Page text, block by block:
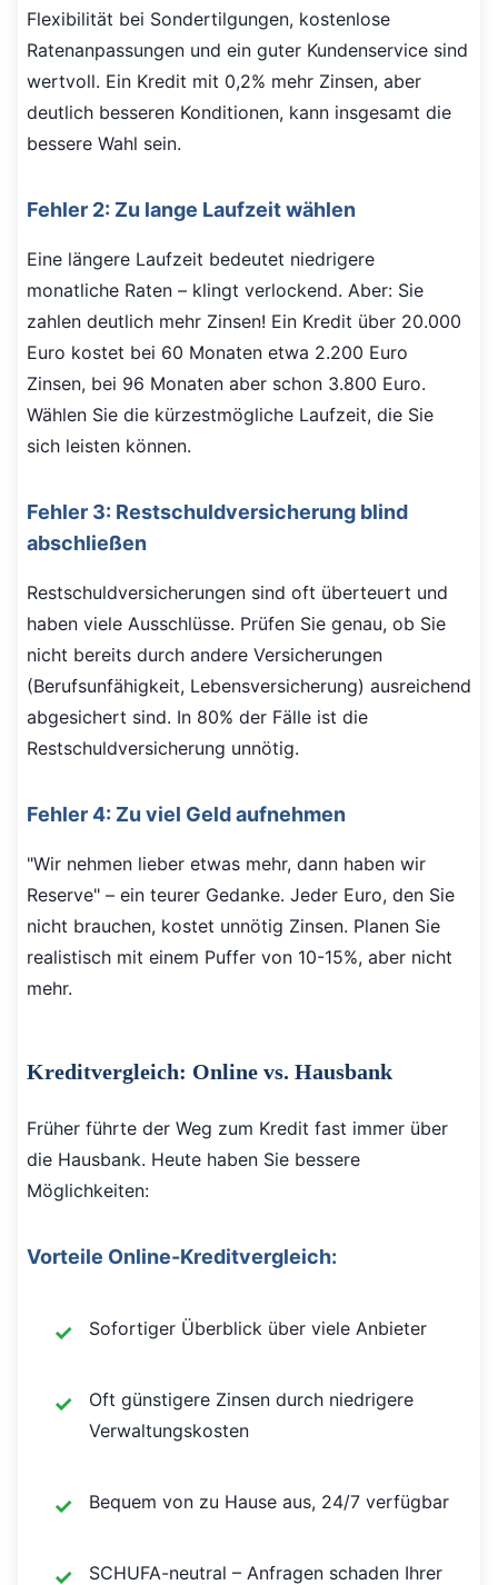
Flexibilität bei Sondertilgungen, kostenlose
Ratenanpassungen und ein guter Kundenservice sind
wertvoll. Ein Kredit mit 0,2% mehr Zinsen, aber
deutlich besseren Konditionen, kann insgesamt die
bessere Wahl sein.
Fehler 2: Zu lange Laufzeit wählen
Eine längere Laufzeit bedeutet niedrigere
monatliche Raten – klingt verlockend. Aber: Sie
zahlen deutlich mehr Zinsen! Ein Kredit über 20.000
Euro kostet bei 60 Monaten etwa 2.200 Euro
Zinsen, bei 96 Monaten aber schon 3.800 Euro.
Wählen Sie die kürzestmögliche Laufzeit, die Sie
sich leisten können.
Fehler 3: Restschuldversicherung blind
abschließen
Restschuldversicherungen sind oft überteuert und
haben viele Ausschlüsse. Prüfen Sie genau, ob Sie
nicht bereits durch andere Versicherungen
(Berufsunfähigkeit, Lebensversicherung) ausreichend
abgesichert sind. In 80% der Fälle ist die
Restschuldversicherung unnötig.
Fehler 4: Zu viel Geld aufnehmen
"Wir nehmen lieber etwas mehr, dann haben wir
Reserve" – ein teurer Gedanke. Jeder Euro, den Sie
nicht brauchen, kostet unnötig Zinsen. Planen Sie
realistisch mit einem Puffer von 10-15%, aber nicht
mehr.
Kreditvergleich: Online vs. Hausbank
Früher führte der Weg zum Kredit fast immer über
die Hausbank. Heute haben Sie bessere
Möglichkeiten:
Vorteile Online-Kreditvergleich:
Sofortiger Überblick über viele Anbieter
Oft günstigere Zinsen durch niedrigere
Verwaltungskosten
Bequem von zu Hause aus, 24/7 verfügbar
SCHUFA-neutral – Anfragen schaden Ihrer